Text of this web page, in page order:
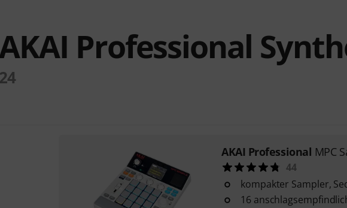
Professional
24
AKAI Professional MPC
44
kompakter Sampler,
16